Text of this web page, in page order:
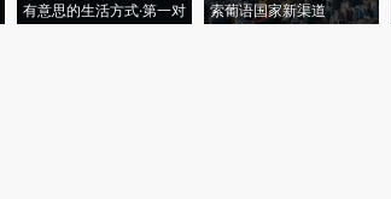
有意思的生活方式·第一对
索葡语国家新渠道